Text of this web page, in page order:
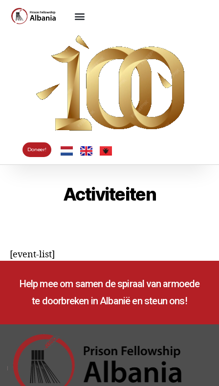
Doneer!
Activiteiten
[event-list]
Help mee om samen de spiraal van armoede
te doorbreken in Albanië en steun ons!